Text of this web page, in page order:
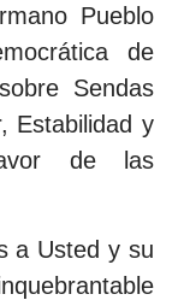
Pueblo
de
Sendas
Estabilidad y
de las
a Usted y su